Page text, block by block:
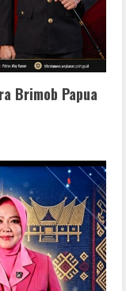
Brimob Papua
Portable +
Clean